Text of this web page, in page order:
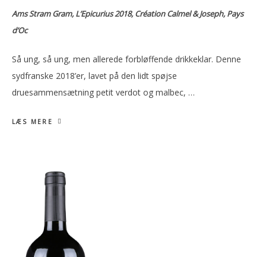
Ams Stram Gram, L’Epicurius 2018, Création Calmel & Joseph, Pays
d’Oc
Så ung, så ung, men allerede forbløffende drikkeklar. Denne
sydfranske 2018’er, lavet på den lidt spøjse
druesammensætning petit verdot og malbec, …
LÆS MERE